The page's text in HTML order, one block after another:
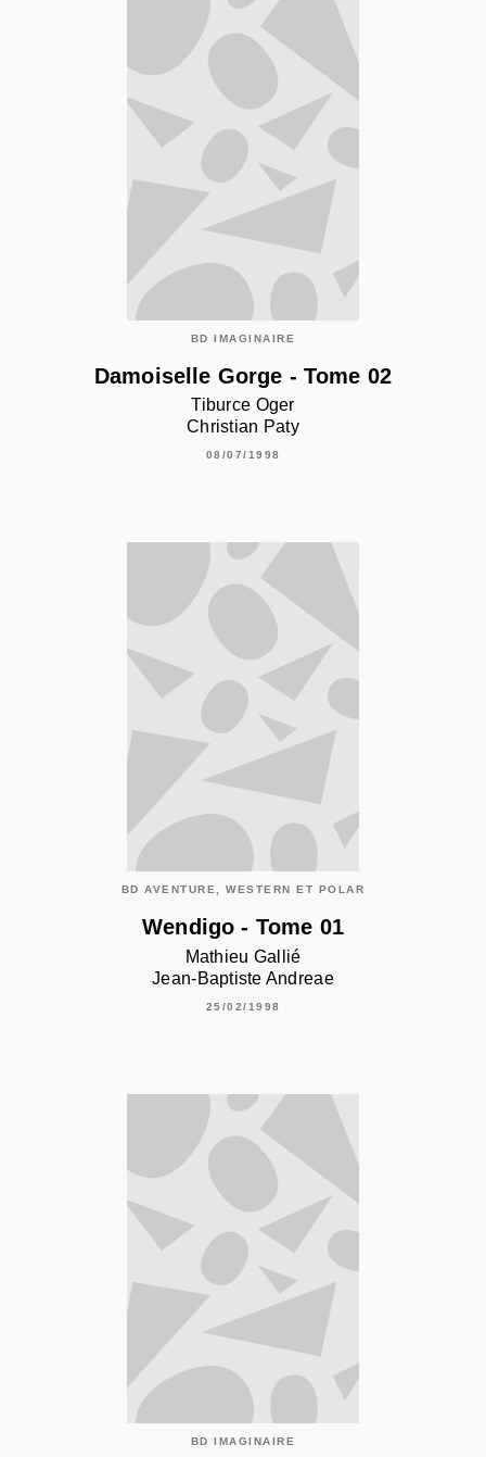
BD IMAGINAIRE
Damoiselle Gorge - Tome 02
Tiburce Oger
Christian Paty
08/07/1998
BD AVENTURE, WESTERN ET POLAR
Wendigo - Tome 01
Mathieu Gallié
Jean-Baptiste Andreae
25/02/1998
BD IMAGINAIRE